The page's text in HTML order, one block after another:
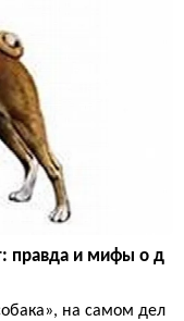
правда и мифы о д
на самом дел